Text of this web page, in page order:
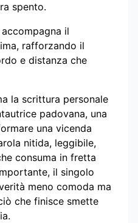
spento.
il
rafforzando il
e distanza che
la scrittura personale
padovana, una
una vicenda
nitida, leggibile,
consuma in fretta
il singolo
meno comoda ma
che finisce smette